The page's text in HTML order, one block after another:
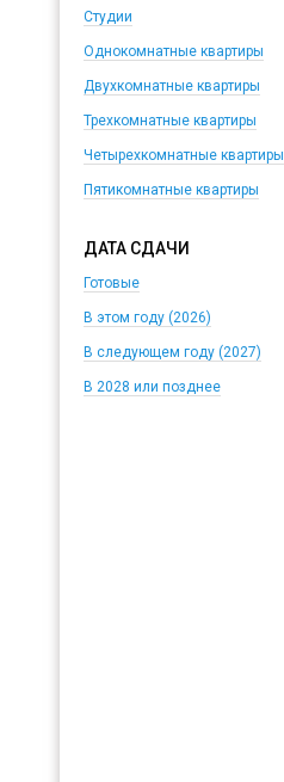
Студии
Однокомнатные квартиры
Двухкомнатные квартиры
Трехкомнатные квартиры
Четырехкомнатные квартиры
Пятикомнатные квартиры
ДАТА СДАЧИ
Готовые
В этом году (2026)
В следующем году (2027)
В 2028 или позднее